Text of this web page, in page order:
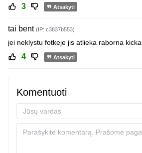
3 Atsakyti
tai bent (IP: c3837b553)
jei neklystu fotkeje jis atlieka raborna kicka
4 Atsakyti
Komentuoti